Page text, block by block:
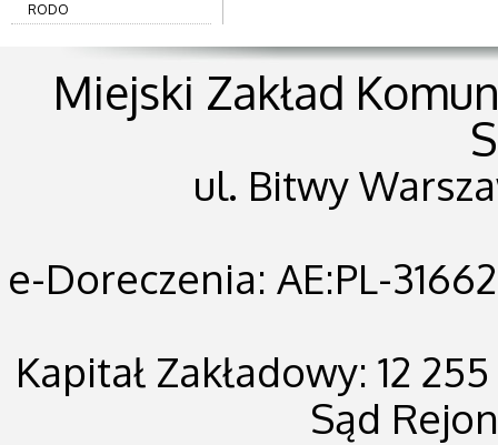
RODO
Miejski Zakład
ul. Bitwy
e-Doreczenia: AE:PL-
Kapitał Zakładowy: 12
Sąd